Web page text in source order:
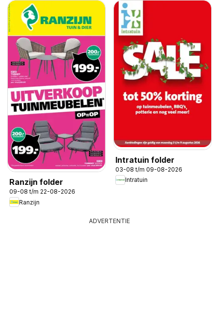
Ranzijn folder
09-08 t/m 22-08-2026
Ranzijn
Intratuin folder
03-08 t/m 09-08-2026
Intratuin
ADVERTENTIE